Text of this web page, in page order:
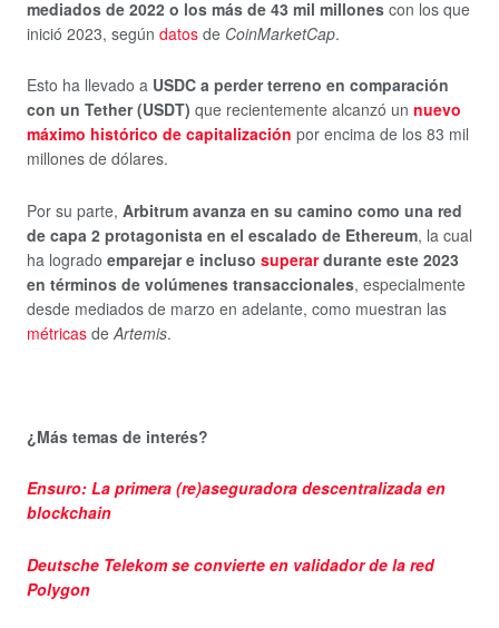
mediados de 2022 o los más de 43 mil millones con los que
inició 2023, según datos de CoinMarketCap.
Esto ha llevado a USDC a perder terreno en comparación
con un Tether (USDT) que recientemente alcanzó un nuevo
máximo histórico de capitalización por encima de los 83 mil
millones de dólares.
Por su parte, Arbitrum avanza en su camino como una red
de capa 2 protagonista en el escalado de Ethereum, la cual
ha logrado emparejar e incluso superardurante este 2023
en términos de volúmenes transaccionales, especialmente
desde mediados de marzo en adelante, como muestran las
métricas de Artemis.
¿Más temas de interés?
Ensuro: La primera (re)aseguradora descentralizada en
blockchain
Deutsche Telekom se convierte en validador de la red
Polygon